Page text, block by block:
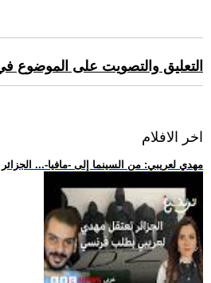
التعليق والتصويت على الموضوع
اخر الافلام
.. مهدي لعريبي: من السينما إلى -مافيا-...